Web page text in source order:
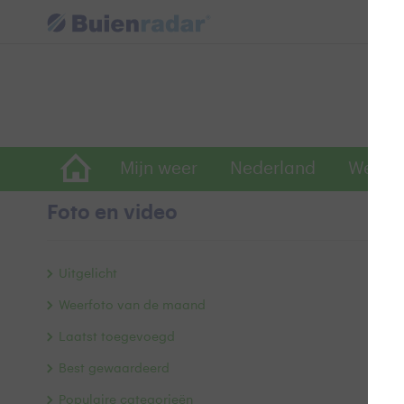
Mijn weer Nederland
Foto en video
Uitgelicht
Weerfoto van de maand
Laatst toegevoegd
Best gewaardeerd
Populaire categorieën